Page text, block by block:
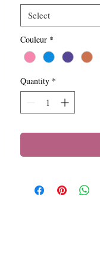
Select
Couleur *
Quantity *